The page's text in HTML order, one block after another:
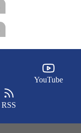
YouTube
RSS